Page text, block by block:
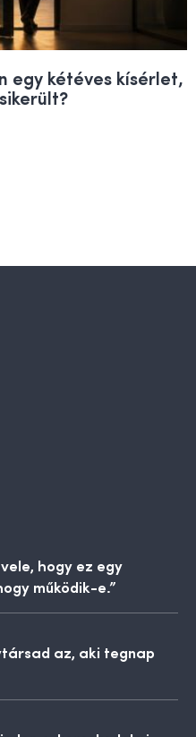
egy kétéves kísérlet,
hogy ez egy
működik-e.”
az, aki tegnap